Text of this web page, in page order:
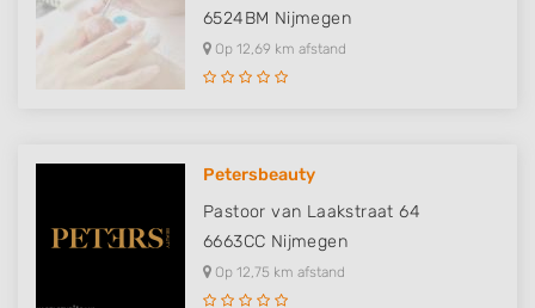
6524BM Nijmegen
Op 12,69 km afstand
Petersbeauty
Pastoor van Laakstraat 64
6663CC Nijmegen
Op 12,75 km afstand